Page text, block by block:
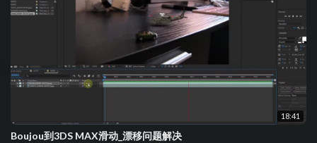
18:41
Boujou到3DS MAX滑动_漂移问题解决